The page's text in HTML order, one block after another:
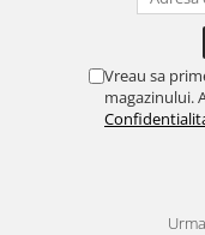
Vreau sa
magazinului.